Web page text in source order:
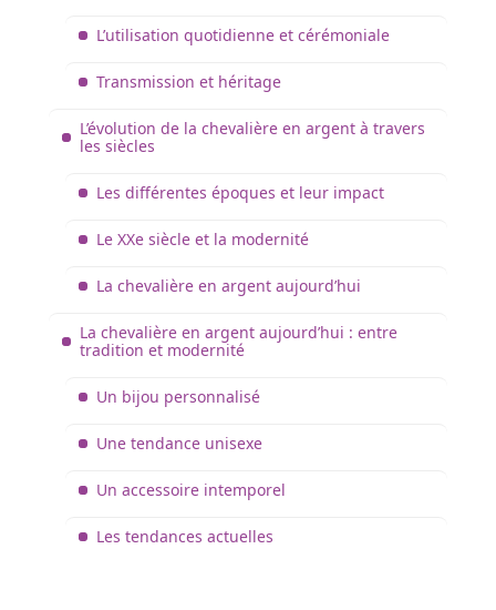
L’utilisation quotidienne et cérémoniale
Transmission et héritage
L’évolution de la chevalière en argent à travers
les siècles
Les différentes époques et leur impact
Le XXe siècle et la modernité
La chevalière en argent aujourd’hui
La chevalière en argent aujourd’hui : entre
tradition et modernité
Un bijou personnalisé
Une tendance unisexe
Un accessoire intemporel
Les tendances actuelles